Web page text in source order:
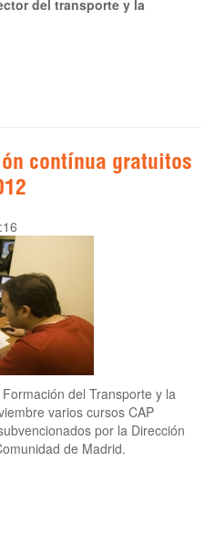
del transporte y la
contínua gratuitos
del Transporte y la
varios cursos CAP
por la Dirección
de Madrid.